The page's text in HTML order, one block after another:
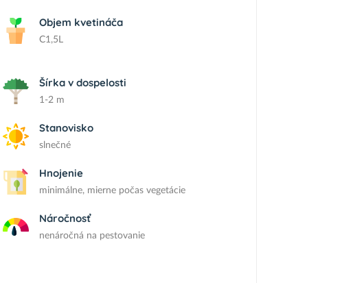
Objem kvetináča
C1,5L
Šírka v dospelosti
1-2 m
Stanovisko
slnečné
Hnojenie
minimálne, mierne počas vegetácie
Náročnosť
nenáročná na pestovanie